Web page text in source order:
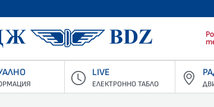
БДЖ -
LIVE
ЕЛЕКТРОННО ТАБЛО